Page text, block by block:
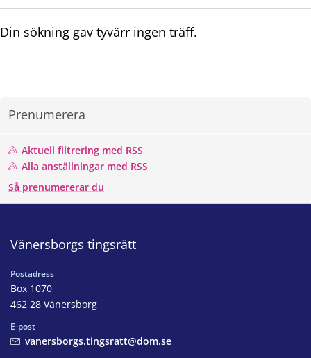
Din sökning gav tyvärr ingen träff.
Prenumerera
Aktuell filtrering med RSS
Alla anställningar med RSS
Så prenumererar du
Vänersborgs tingsrätt
Postadress
Box 1070
462 28 Vänersborg
E-post
vanersborgs.tingsratt@dom.se